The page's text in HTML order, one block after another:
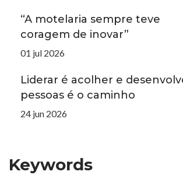
“A motelaria sempre teve
coragem de inovar”
01 jul 2026
Liderar é acolher e
pessoas é o caminho
24 jun 2026
Keywords